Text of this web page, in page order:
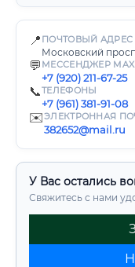
📍 ПОЧТОВЫЙ АДРЕС
Московский
💬 МЕССЕНДЖЕР MAX
+7 (920) 211-67-25
📞ТЕЛЕФОНЫ
+7 (961) 381-91-08
✉️ЭЛЕКТРОННАЯ
382652@mail.ru
У Вас остались
Свяжитесь с нами